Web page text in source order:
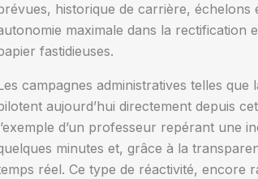
historique de carrière,
maximale dans la rectification
fastidieuses.
campagnes administratives telles
aujourd’hui directement depuis
d’un professeur repérant une
minutes et, grâce à la
réel. Ce type de réactivité, encore